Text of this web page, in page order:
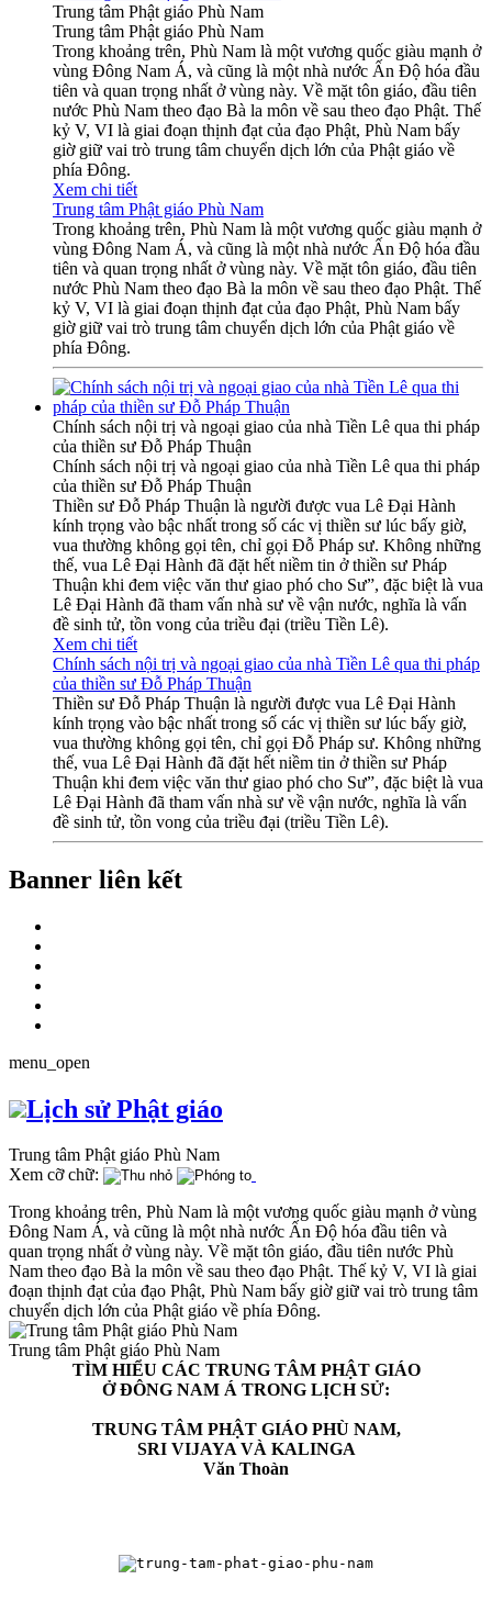
Trung tâm Phật giáo Phù Nam
Trung tâm Phật giáo Phù Nam
Trong khoảng trên, Phù Nam là một vương quốc giàu mạnh ở
vùng Đông Nam Á, và cũng là một nhà nước Ấn Độ hóa đầu
tiên và quan trọng nhất ở vùng này. Về mặt tôn giáo, đầu tiên
nước Phù Nam theo đạo Bà la môn về sau theo đạo Phật. Thế
kỷ V, VI là giai đoạn thịnh đạt của đạo Phật, Phù Nam bấy
giờ giữ vai trò trung tâm chuyển dịch lớn của Phật giáo về
phía Đông.
Xem chi tiết
Trung tâm Phật giáo Phù Nam
Trong khoảng trên, Phù Nam là một vương quốc giàu mạnh ở
vùng Đông Nam Á, và cũng là một nhà nước Ấn Độ hóa đầu
tiên và quan trọng nhất ở vùng này. Về mặt tôn giáo, đầu tiên
nước Phù Nam theo đạo Bà la môn về sau theo đạo Phật. Thế
kỷ V, VI là giai đoạn thịnh đạt của đạo Phật, Phù Nam bấy
giờ giữ vai trò trung tâm chuyển dịch lớn của Phật giáo về
phía Đông.
Chính sách nội trị và ngoại giao của nhà Tiền Lê qua thi pháp
của thiền sư Đỗ Pháp Thuận
Chính sách nội trị và ngoại giao của nhà Tiền Lê qua thi pháp
của thiền sư Đỗ Pháp Thuận
Thiền sư Đỗ Pháp Thuận là người được vua Lê Đại Hành
kính trọng vào bậc nhất trong số các vị thiền sư lúc bấy giờ,
vua thường không gọi tên, chỉ gọi Đỗ Pháp sư. Không những
thế, vua Lê Đại Hành đã đặt hết niềm tin ở thiền sư Pháp
Thuận khi đem việc văn thư giao phó cho Sư”, đặc biệt là vua
Lê Đại Hành đã tham vấn nhà sư về vận nước, nghĩa là vấn
đề sinh tử, tồn vong của triều đại (triều Tiền Lê).
Xem chi tiết
Chính sách nội trị và ngoại giao của nhà Tiền Lê qua thi pháp
của thiền sư Đỗ Pháp Thuận
Thiền sư Đỗ Pháp Thuận là người được vua Lê Đại Hành
kính trọng vào bậc nhất trong số các vị thiền sư lúc bấy giờ,
vua thường không gọi tên, chỉ gọi Đỗ Pháp sư. Không những
thế, vua Lê Đại Hành đã đặt hết niềm tin ở thiền sư Pháp
Thuận khi đem việc văn thư giao phó cho Sư”, đặc biệt là vua
Lê Đại Hành đã tham vấn nhà sư về vận nước, nghĩa là vấn
đề sinh tử, tồn vong của triều đại (triều Tiền Lê).
Banner liên kết
menu_open
Lịch sử Phật giáo
Trung tâm Phật giáo Phù Nam
Xem cỡ chữ:
Trong khoảng trên, Phù Nam là một vương quốc giàu mạnh ở vùng
Đông Nam Á, và cũng là một nhà nước Ấn Độ hóa đầu tiên và
quan trọng nhất ở vùng này. Về mặt tôn giáo, đầu tiên nước Phù
Nam theo đạo Bà la môn về sau theo đạo Phật. Thế kỷ V, VI là giai
đoạn thịnh đạt của đạo Phật, Phù Nam bấy giờ giữ vai trò trung tâm
chuyển dịch lớn của Phật giáo về phía Đông.
Trung tâm Phật giáo Phù Nam
TÌM HIỂU CÁC TRUNG TÂM PHẬT GIÁO
Ở ĐÔNG NAM Á TRONG LỊCH SỬ:
TRUNG TÂM PHẬT GIÁO PHÙ NAM,
SRI VIJAYA VÀ KALINGA
Văn Thoàn